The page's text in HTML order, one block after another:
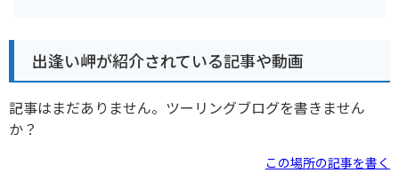
出逢い岬が紹介されている記事や動画
記事はまだありません。ツーリングブログを書きません
か？
この場所の記事を書く